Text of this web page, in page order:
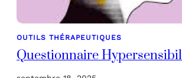
OUTILS THÉRAPEUTIQUES
Questionnaire